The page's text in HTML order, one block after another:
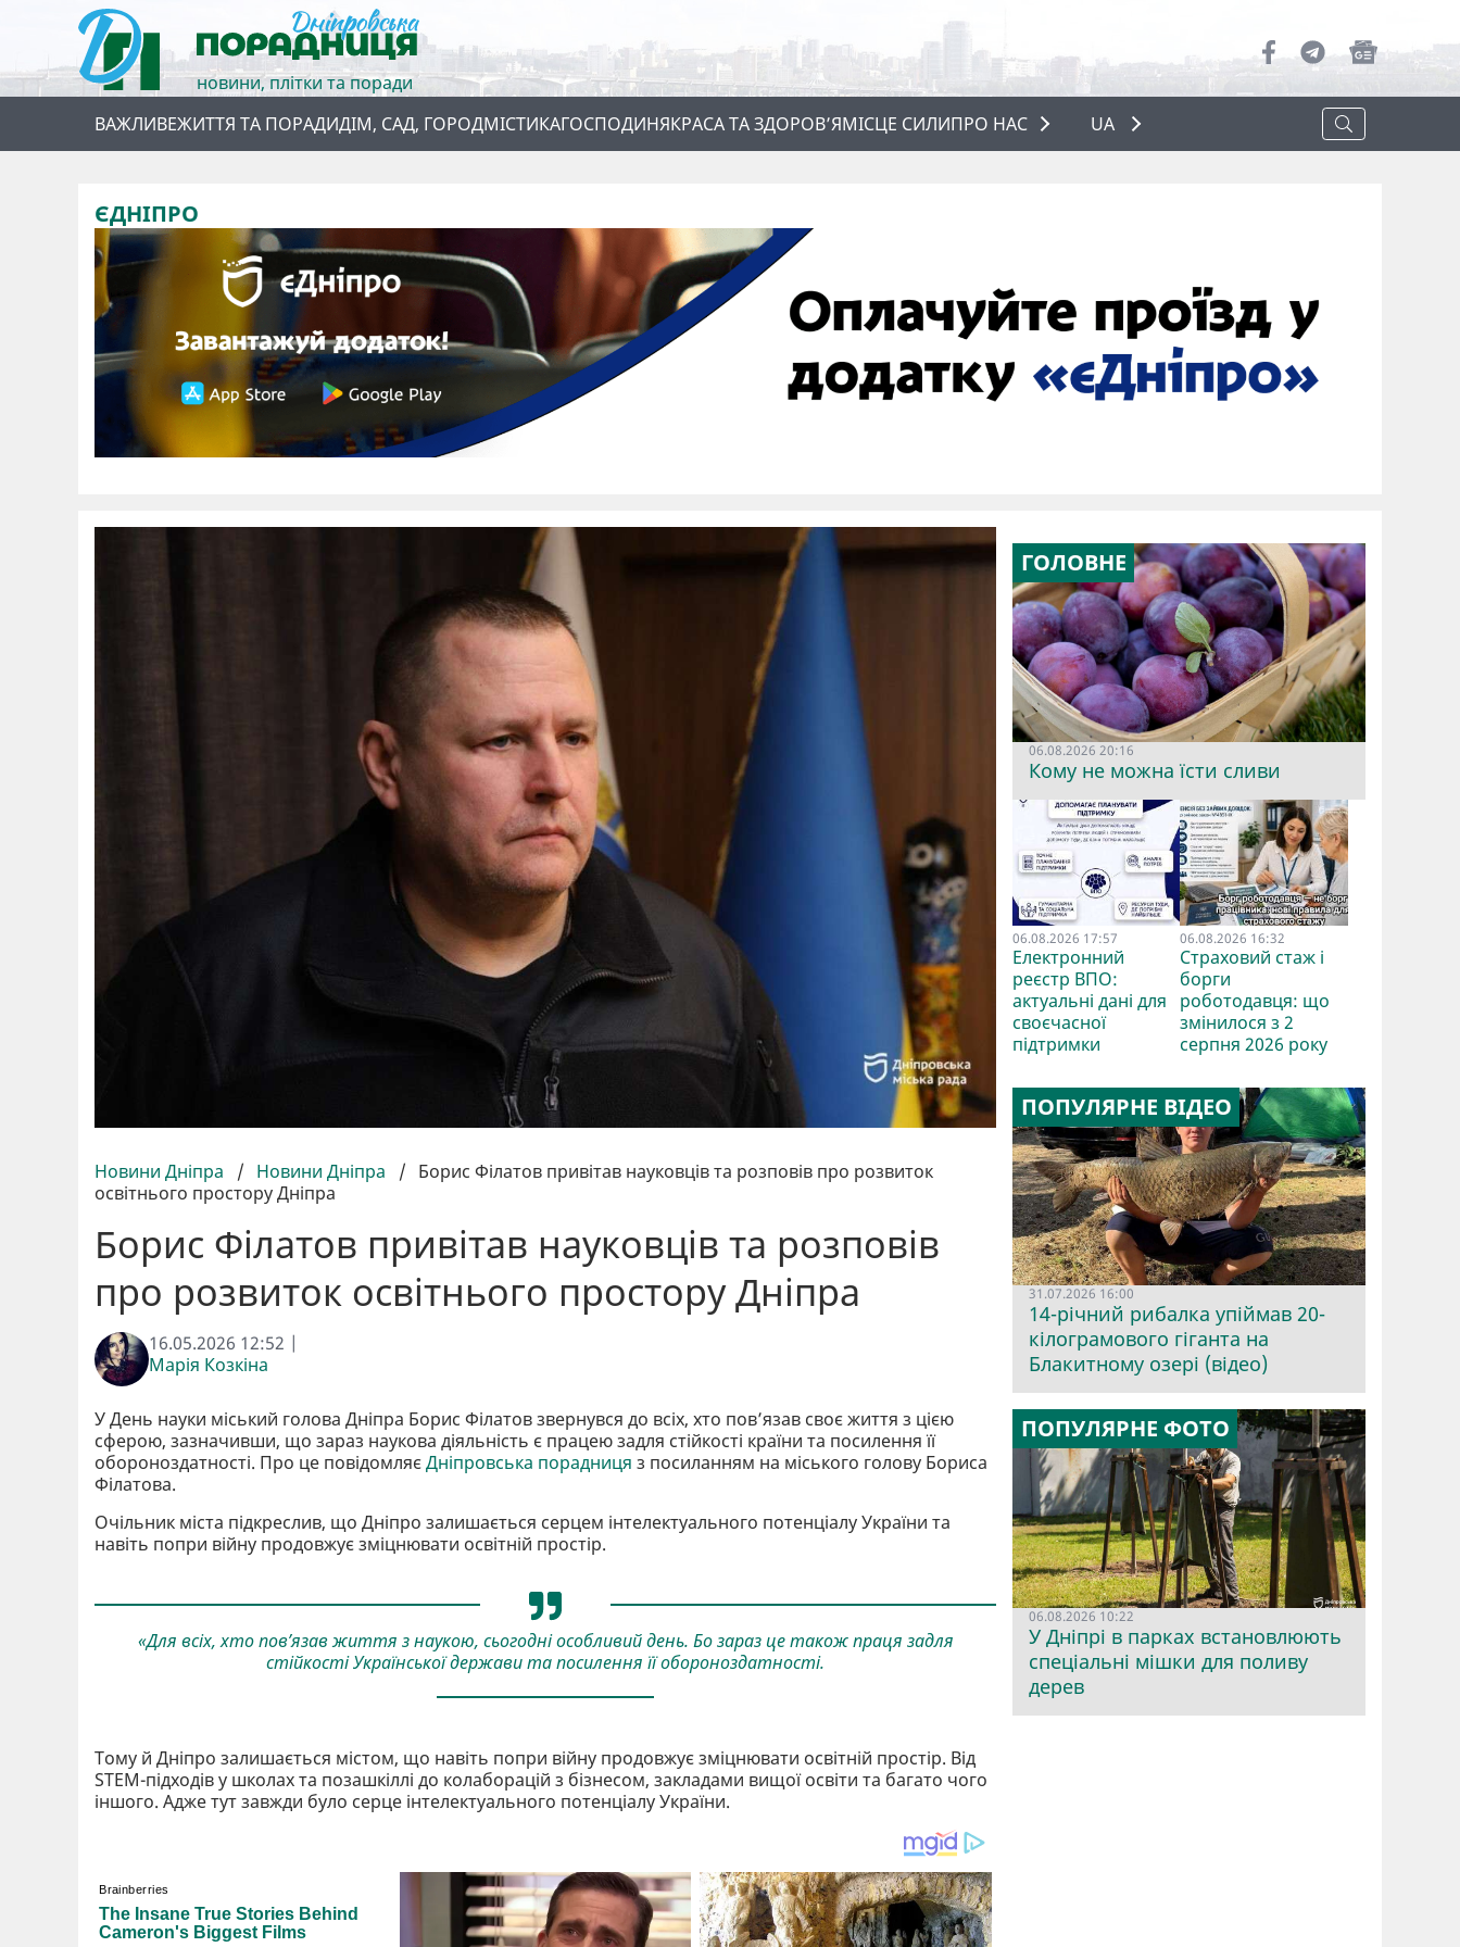
новини, плітки та поради
ВАЖЛИВЕЖИТТЯ ТА ПОРАДИДІМ, САД, ГОРОДМІСТИКАГОСПОДИНЯКРАСА ТА ЗДОРОВ’ЯМІСЦЕ СИЛИПРО НАС
ПРО НАС
UA
ЄДНІПРО
Новини Дніпра / Новини Дніпра / Борис Філатов привітав науковців та розповів про розвиток
освітнього простору Дніпра
Борис Філатов привітав науковців та розповів
про розвиток освітнього простору Дніпра
16.05.2026 12:52 |
Марія Козкіна
У День науки міський голова Дніпра Борис Філатов звернувся до всіх, хто пов’язав своє життя з цією
сферою, зазначивши, що зараз наукова діяльність є працею задля стійкості країни та посилення її
обороноздатності. Про це повідомляєДніпровська порадниця з посиланням на міського голову Бориса
Філатова.
Очільник міста підкреслив, що Дніпро залишається серцем інтелектуального потенціалу України та
навіть попри війну продовжує зміцнювати освітній простір.
«Для всіх, хто пов’язав життя з наукою, сьогодні особливий день. Бо зараз це також праця задля
стійкості Української держави та посилення її обороноздатності.
Тому й Дніпро залишається містом, що навіть попри війну продовжує зміцнювати освітній простір. Від
STEM-підходів у школах та позашкіллі до колаборацій з бізнесом, закладами вищої освіти та багато чого
іншого. Адже тут завжди було серце інтелектуального потенціалу України.
ГОЛОВНЕ
06.08.2026 20:16
Кому не можна їсти сливи
06.08.2026 17:57
Електронний
реєстр ВПО:
актуальні дані для
своєчасної
підтримки
06.08.2026 16:32
Страховий стаж і
борги
роботодавця: що
змінилося з 2
серпня 2026 року
ПОПУЛЯРНЕ ВІДЕО
31.07.2026 16:00
14-річний рибалка упіймав 20-
кілограмового гіганта на
Блакитному озері (відео)
ПОПУЛЯРНЕ ФОТО
06.08.2026 10:22
У Дніпрі в парках встановлюють
спеціальні мішки для поливу
дерев